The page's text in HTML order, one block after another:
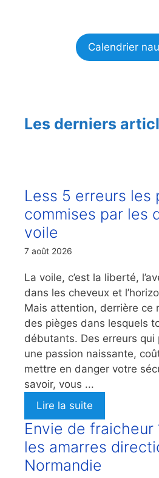
Calendrier
Les derniers
Less 5 erreurs les
commises par les
voile
7 août 2026
La voile, c’est la liberté,
dans les cheveux et
Mais attention, derrière ce
des pièges dans lesquels
débutants. Des erreurs qui
une passion naissante,
mettre en danger votre
savoir, vous ...
Lire la suite
Envie de fraicheur
les amarres
Normandie